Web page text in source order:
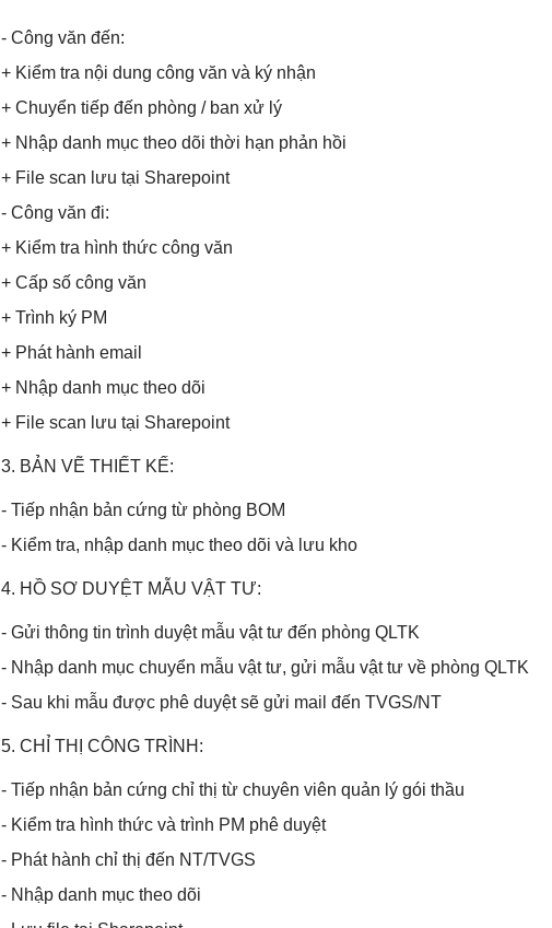
- Công văn đến:
+ Kiểm tra nội dung công văn và ký nhận
+ Chuyển tiếp đến phòng / ban xử lý
+ Nhập danh mục theo dõi thời hạn phản hồi
+ File scan lưu tại Sharepoint
- Công văn đi:
+ Kiểm tra hình thức công văn
+ Cấp số công văn
+ Trình ký PM
+ Phát hành email
+ Nhập danh mục theo dõi
+ File scan lưu tại Sharepoint
3. BẢN VẼ THIẾT KẾ:
- Tiếp nhận bản cứng từ phòng BOM
- Kiểm tra, nhập danh mục theo dõi và lưu kho
4. HỒ SƠ DUYỆT MẪU VẬT TƯ:
- Gửi thông tin trình duyệt mẫu vật tư đến phòng QLTK
- Nhập danh mục chuyển mẫu vật tư, gửi mẫu vật tư về phòng QLTK
- Sau khi mẫu được phê duyệt sẽ gửi mail đến TVGS/NT
5. CHỈ THỊ CÔNG TRÌNH:
- Tiếp nhận bản cứng chỉ thị từ chuyên viên quản lý gói thầu
- Kiểm tra hình thức và trình PM phê duyệt
- Phát hành chỉ thị đến NT/TVGS
- Nhập danh mục theo dõi